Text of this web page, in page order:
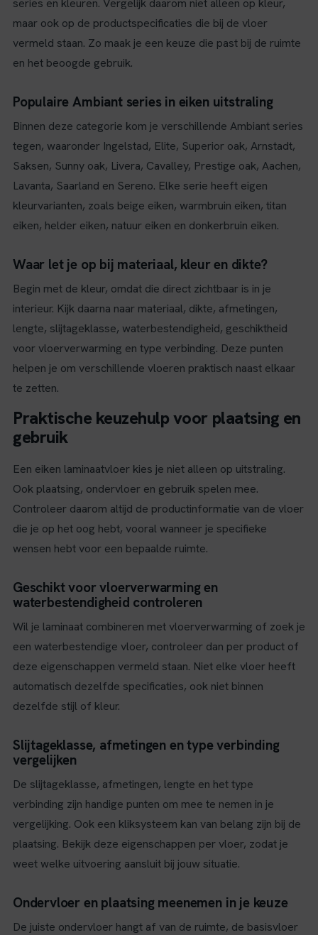
maar ook op de productspecificaties die bij de vloer
vermeld staan. Zo maak je een keuze die past bij de ruimte
en het beoogde gebruik.
Populaire Ambiant series in eiken uitstraling
Binnen deze categorie kom je verschillende Ambiant series
tegen, waaronder Ingelstad, Elite, Superior oak, Arnstadt,
Saksen, Sunny oak, Livera, Cavalley, Prestige oak, Aachen,
Lavanta, Saarland en Sereno. Elke serie heeft eigen
kleurvarianten, zoals beige eiken, warmbruin eiken, titan
eiken, helder eiken, natuur eiken en donkerbruin eiken.
Waar let je op bij materiaal, kleur en dikte?
Begin met de kleur, omdat die direct zichtbaar is in je
interieur. Kijk daarna naar materiaal, dikte, afmetingen,
lengte, slijtageklasse, waterbestendigheid, geschiktheid
voor vloerverwarming en type verbinding. Deze punten
helpen je om verschillende vloeren praktisch naast elkaar
te zetten.
Praktische keuzehulp voor plaatsing en
gebruik
Een eiken laminaatvloer kies je niet alleen op uitstraling.
Ook plaatsing, ondervloer en gebruik spelen mee.
Controleer daarom altijd de productinformatie van de vloer
die je op het oog hebt, vooral wanneer je specifieke
wensen hebt voor een bepaalde ruimte.
Geschikt voor vloerverwarming en
waterbestendigheid controleren
Wil je laminaat combineren met vloerverwarming of zoek je
een waterbestendige vloer, controleer dan per product of
deze eigenschappen vermeld staan. Niet elke vloer heeft
automatisch dezelfde specificaties, ook niet binnen
dezelfde stijl of kleur.
Slijtageklasse, afmetingen en type verbinding
vergelijken
De slijtageklasse, afmetingen, lengte en het type
verbinding zijn handige punten om mee te nemen in je
vergelijking. Ook een kliksysteem kan van belang zijn bij de
plaatsing. Bekijk deze eigenschappen per vloer, zodat je
weet welke uitvoering aansluit bij jouw situatie.
Ondervloer en plaatsing meenemen in je keuze
De juiste ondervloer hangt af van de ruimte, de basisvloer